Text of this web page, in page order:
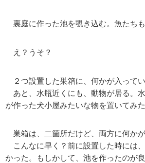
裏庭に作った池を覗き込む。魚たちも
え？うそ？
２つ設置した巣箱に、何かが入ってい
あと、水瓶近くにも、動物が居る。
が作った犬小屋みたいな物を置いてみた
巣箱は、二箇所だけど、両方に何かが
こんなに早く？前に設置した時には
かった。もしかして、池を作ったのが